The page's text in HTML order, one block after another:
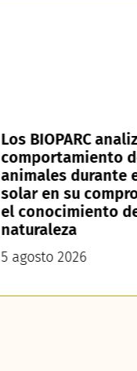
Los BIOPARC
comportamiento
animales durante
solar en su
el conocimiento
naturaleza
5 agosto 2026